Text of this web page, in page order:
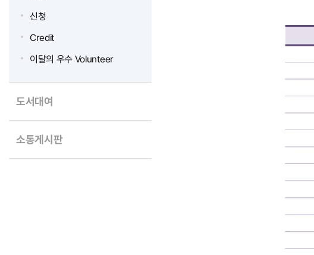
신청
Credit
이달의 우수 Volunteer
도서대여
소통게시판